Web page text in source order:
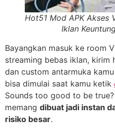
Hot51 Mod APK Akses
Iklan
Bayangkan masuk ke room
streaming bebas iklan, kirim
dan custom antarmuka
bisa dimulai saat kamu ketik
Sounds too good to be
memang dibuat jadi instan
risiko besar.